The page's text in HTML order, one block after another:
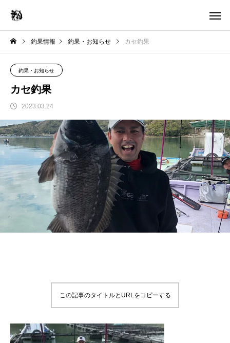
釣果情報 釣果・お知らせ カセ釣果
釣果・お知らせ
カセ釣果
2023.03.24
この記事のタイトルとURLをコピーする